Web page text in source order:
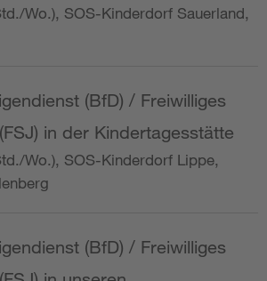
Wo.), SOS-Kinderdorf Sauerland,
(BfD) / Freiwilliges
in der Kindertagesstätte
Wo.), SOS-Kinderdorf Lippe,
(BfD) / Freiwilliges